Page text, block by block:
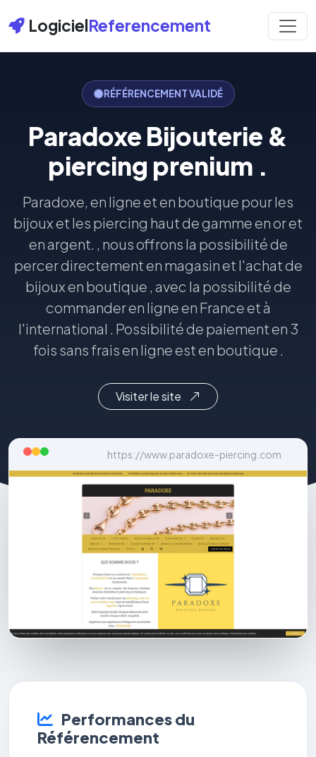
LogicielReferencement
RÉFÉRENCEMENT VALIDÉ
Paradoxe Bijouterie &
piercing prenium .
Paradoxe, en ligne et en boutique pour les
bijoux et les piercing haut de gamme en or et
en argent. , nous offrons la possibilité de
percer directement en magasin et l'achat de
bijoux en boutique , avec la possibilité de
commander en ligne en France et à
l'international . Possibilité de paiement en 3
fois sans frais en ligne est en boutique .
Visiter le site
https://www.paradoxe-piercing.com
Performances du
Référencement